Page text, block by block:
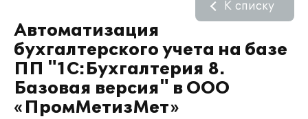
Автоматизация
бухгалтерского учета на базе
ПП "1С:Бухгалтерия 8.
Базовая версия" в ООО
«ПромМетизМет»
К списку